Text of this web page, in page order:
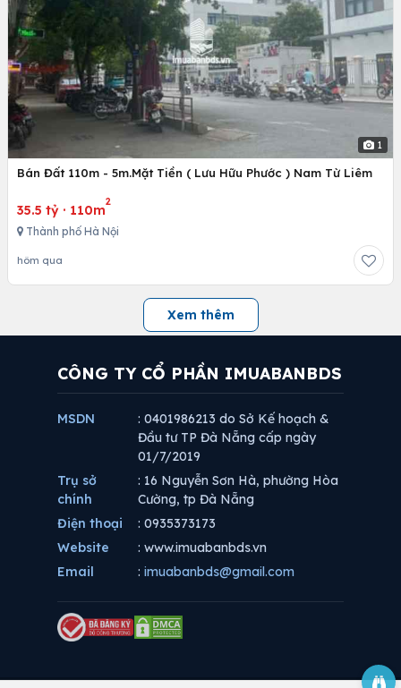
1
Bán Đất 110m - 5m.Mặt Tiền ( Lưu Hữu Phước ) Nam Từ Liêm
35.5 tỷ · 110m
2
Thành phố Hà Nội
hôm qua
Xem thêm
CÔNG TY CỔ PHẦN IMUABANBDS
MSDN
: 0401986213 do Sở Kế hoạch &
Đầu tư TP Đà Nẵng cấp ngày
01/7/2019
Trụ sở
chính
: 16 Nguyễn Sơn Hà, phường Hòa
Cường, tp Đà Nẵng
Điện thoại
: 0935373173
Website
: www.imuabanbds.vn
Email
: imuabanbds@gmail.com